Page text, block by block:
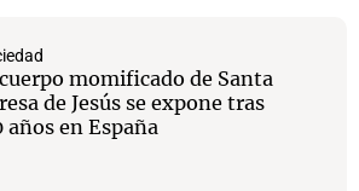
momificado de Santa
de Jesús se expone tras
años en España